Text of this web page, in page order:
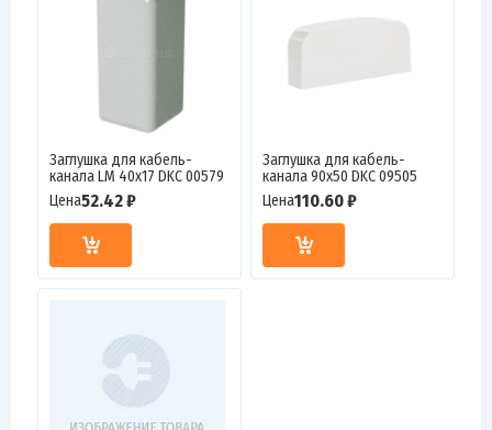
Заглушка для кабель-
канала LM 40х17 DKC 00579
Цена52.42 ₽
Заглушка для кабель-
канала 90х50 DKC 09505
Цена110.60 ₽